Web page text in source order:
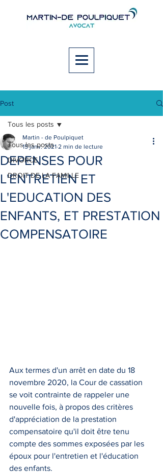
Post
Tous les posts
DIVORCE
DROIT DE LA FAMILLE
Tous les posts
DEPENSES POUR
L'ENTRETIEN ET
L'EDUCATION DES
ENFANTS, ET PRESTATION
COMPENSATOIRE
Martin - de Poulpiquet
15 janv. 2021 2 min de lecture
Aux termes d'un arrêt en date du 18
novembre 2020, la Cour de cassation
se voit contrainte de rappeler une
nouvelle fois, à propos des critères
d'appréciation de la prestation
compensatoire qu'il doit être tenu
compte des sommes exposées par les
époux pour l'entretien et l'éducation
des enfants.